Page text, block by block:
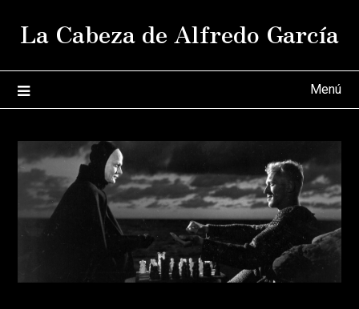
La Cabeza de Alfredo García
Menú